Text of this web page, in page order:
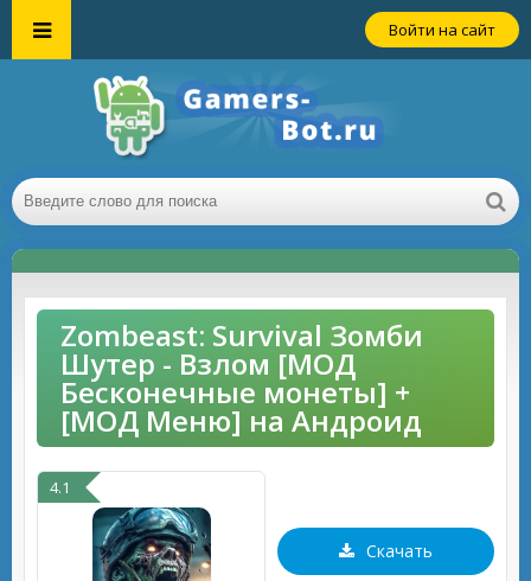
Войти на сайт
Zombeast: Survival Зомби
Шутер - Взлом [МОД
Бесконечные монеты] +
[МОД Меню] на Андроид
4.1
Скачать